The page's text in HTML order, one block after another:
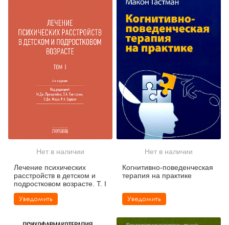
Нет в наличии
Лечение психических
расстройств в детском и
подростковом возрасте. Т. I
Уведомить
Нет в наличии
Когнитивно-поведенческая
терапия на практике
Уведомить